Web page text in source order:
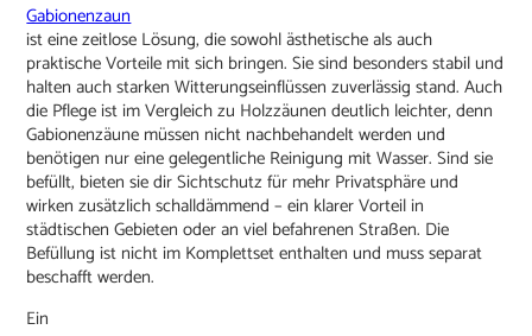
Gabionenzaun
ist eine zeitlose Lösung, die sowohl ästhetische als auch
praktische Vorteile mit sich bringen. Sie sind besonders stabil und
halten auch starken Witterungseinflüssen zuverlässig stand. Auch
die Pflege ist im Vergleich zu Holzzäunen deutlich leichter, denn
Gabionenzäune müssen nicht nachbehandelt werden und
benötigen nur eine gelegentliche Reinigung mit Wasser. Sind sie
befüllt, bieten sie dir Sichtschutz für mehr Privatsphäre und
wirken zusätzlich schalldämmend – ein klarer Vorteil in
städtischen Gebieten oder an viel befahrenen Straßen. Die
Befüllung ist nicht im Komplettset enthalten und muss separat
beschafft werden.
Ein